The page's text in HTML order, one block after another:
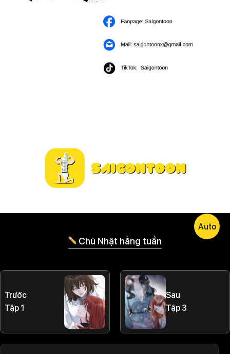
Chủ Nhật hằng tuần
Trước
Tập 1
Sau
Tập 3
Auto